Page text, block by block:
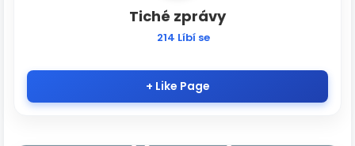
Tiché zprávy
214 Líbí se
+ Like Page